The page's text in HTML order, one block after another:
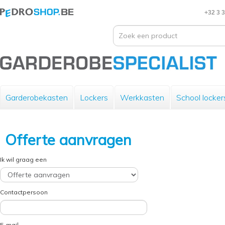
+32 3
Garderobekasten Lockers Werkkasten School
Offerte aanvragen
Ik wil graag een
Contactpersoon